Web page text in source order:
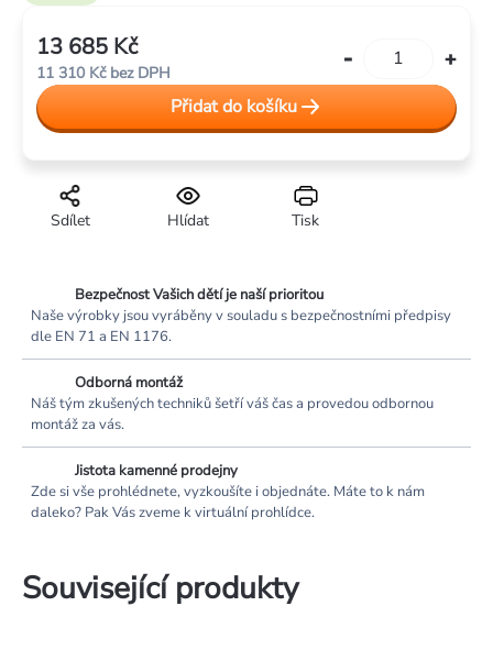
Tisk
Hlídat
Sdílet
13 685 Kč
11 310 Kč bez DPH
cena:
Přidat do košíku
Bezpečnost Vašich dětí je naší prioritou
Naše výrobky jsou vyráběny v souladu s bezpečnostními předpisy
dle EN 71 a EN 1176.
Odborná montáž
Náš tým zkušených techniků šetří váš čas a provedou odbornou
montáž za vás.
Jistota kamenné prodejny
Zde si vše prohlédnete, vyzkoušíte i objednáte. Máte to k nám
daleko? Pak Vás zveme k virtuální prohlídce.
Související produkty